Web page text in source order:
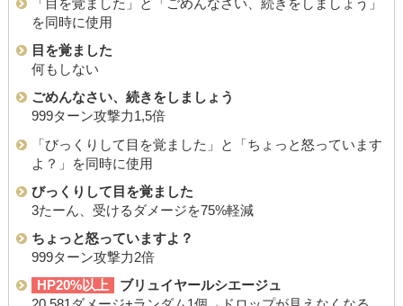
「目を覚ました」と「ごめんなさい、続きをしましょう」
を同時に使用
目を覚ました
何もしない
ごめんなさい、続きをしましょう
999ターン攻撃力1,5倍
「びっくりして目を覚ました」と「ちょっと怒っています
よ？」を同時に使用
びっくりして目を覚ました
3たーん、受けるダメージを75%軽減
ちょっと怒っていますよ？
999ターン攻撃力2倍
HP20%以上
ブリュイヤールシエージュ